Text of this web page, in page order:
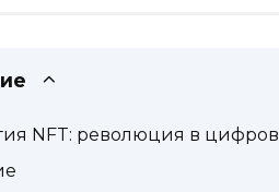
NFT: революция в